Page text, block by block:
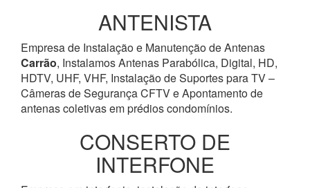
ANTENISTA
Empresa de Instalação e Manutenção de Antenas
Carrão, Instalamos Antenas Parabólica, Digital, HD,
HDTV, UHF, VHF, Instalação de Suportes para TV –
Câmeras de Segurança CFTV e Apontamento de
antenas coletivas em prédios condomínios.
CONSERTO DE
INTERFONE